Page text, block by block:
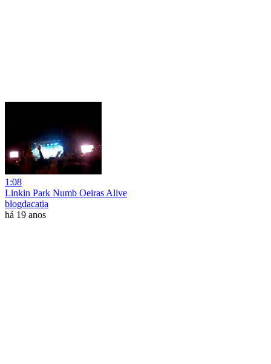
1:08
Linkin Park Numb Oeiras Alive
blogdacatia
há 19 anos